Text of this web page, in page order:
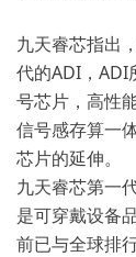
九天睿芯指出
代的ADI，ADI
号芯片，高性
信号感存算一
芯片的延伸。
九天睿芯第一
是可穿戴设备
前已与全球排